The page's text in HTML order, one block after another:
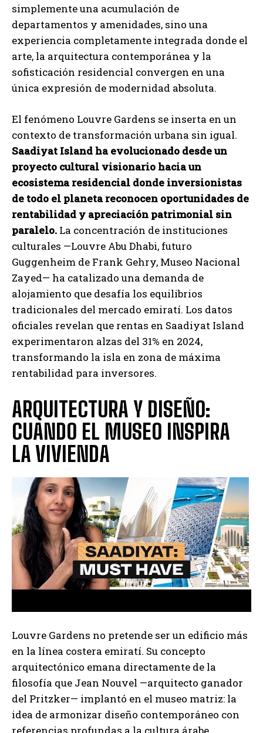
simplemente una acumulación de
departamentos y amenidades, sino una
experiencia completamente integrada donde el
arte, la arquitectura contemporánea y la
sofisticación residencial convergen en una
única expresión de modernidad absoluta.
El fenómeno Louvre Gardens se inserta en un
contexto de transformación urbana sin igual.
Saadiyat Island ha evolucionado desde un
proyecto cultural visionario hacia un
ecosistema residencial donde inversionistas
de todo el planeta reconocen oportunidades de
rentabilidad y apreciación patrimonial sin
paralelo. La concentración de instituciones
culturales —Louvre Abu Dhabi, futuro
Guggenheim de Frank Gehry, Museo Nacional
Zayed— ha catalizado una demanda de
alojamiento que desafía los equilibrios
tradicionales del mercado emiratí. Los datos
oficiales revelan que rentas en Saadiyat Island
experimentaron alzas del 31% en 2024,
transformando la isla en zona de máxima
rentabilidad para inversores.
ARQUITECTURA Y DISEÑO:
CUANDO EL MUSEO INSPIRA
LA VIVIENDA
Louvre Gardens no pretende ser un edificio más
en la línea costera emiratí. Su concepto
arquitectónico emana directamente de la
filosofía que Jean Nouvel —arquitecto ganador
del Pritzker— implantó en el museo matriz: la
idea de armonizar diseño contemporáneo con